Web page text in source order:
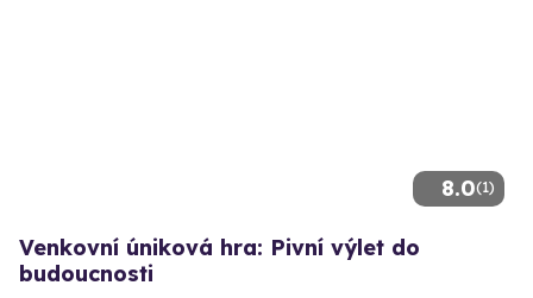
8.0(1)
Venkovní úniková hra: Pivní výlet do
budoucnosti